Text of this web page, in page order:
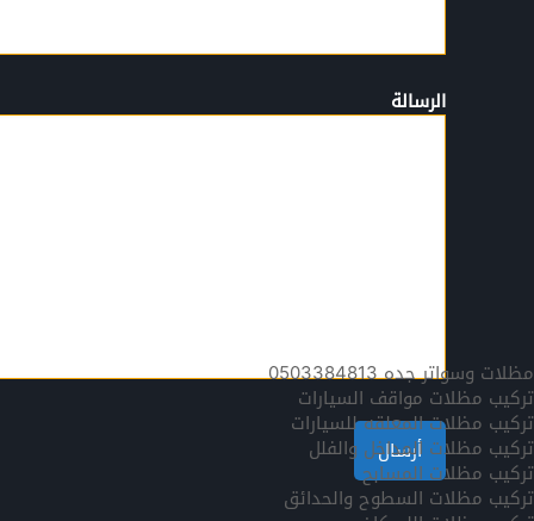
الرسالة
مظلات وسواتر جده 0503384813
تركيب مظلات مواقف السيارات
تركيب مظلات المعلقه للسيارات
تركيب مظلات المداخل والفلل
تركيب مظلات المسابح
تركيب مظلات السطوح والحدائق